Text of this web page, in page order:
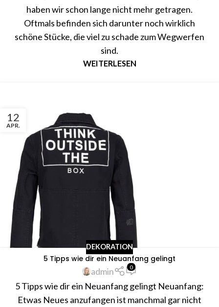
haben wir schon lange nicht mehr getragen.
Oftmals befinden sich darunter noch wirklich
schöne Stücke, die viel zu schade zum Wegwerfen
sind.
WEITERLESEN
12
APR.
DEKORATION
5 Tipps wie dir ein Neuanfang gelingt
admin 0
5 Tipps wie dir ein Neuanfang gelingt Neuanfang:
Etwas Neues anzufangen ist manchmal gar nicht